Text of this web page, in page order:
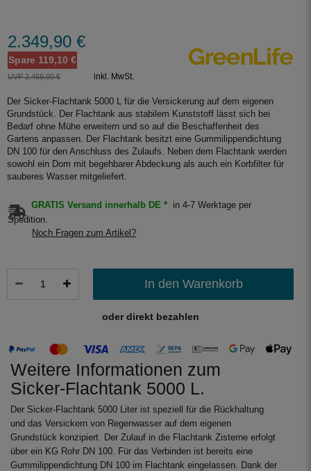
2.349,90 €
Spare 119,10 €
UVP 2.469,00 € inkl. MwSt.
Der Sicker-Flachtank 5000 L für die Versickerung auf dem eigenen
Grundstück. Der Flachtank aus stabilem Kunststoff lässt sich bei
Bedarf ohne Mühe erweitern und so auf die Beschaffenheit des
Gartens anpassen. Der Flachtank besitzt eine Gummilippendichtung
DN 100 für den Anschluss des Zulaufs. Neben dem Flachtank werden
sowohl ein Dom mit begehbarer Abdeckung als auch ein Korbfilter für
sauberes Wasser mitgeliefert.
GRATIS Versand innerhalb DE *
in 4-7 Werktage per
Spedition.
Noch Fragen zum Artikel?
In den Warenkorb
oder direkt bezahlen
Weitere Informationen zum
Sicker-Flachtank 5000 L.
Der Sicker-Flachtank 5000 Liter ist speziell für die Rückhaltung
und das Versickern von Regenwasser auf dem eigenen
Grundstück konzipiert. Der Zulauf in die Flachtank Zisterne erfolgt
über ein KG Rohr DN 100. Für das Verbinden ist bereits eine
Gummilippendichtung DN 100 im Flachtank eingelassen. Dank der